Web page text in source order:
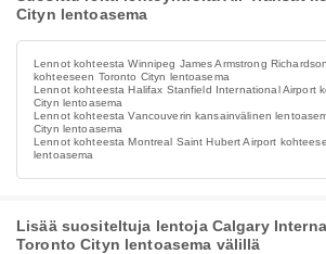
Cityn lentoasema
Lennot kohteesta Winnipeg James Armstrong
kohteeseen Toronto Cityn lentoasema
Lennot kohteesta Halifax Stanfield International Airport
Cityn lentoasema
Lennot kohteesta Vancouverin kansainvälinen
Cityn lentoasema
Lennot kohteesta Montreal Saint Hubert Airport
lentoasema
Lisää suositeltuja lentoja Calgary
Toronto Cityn lentoasema välillä